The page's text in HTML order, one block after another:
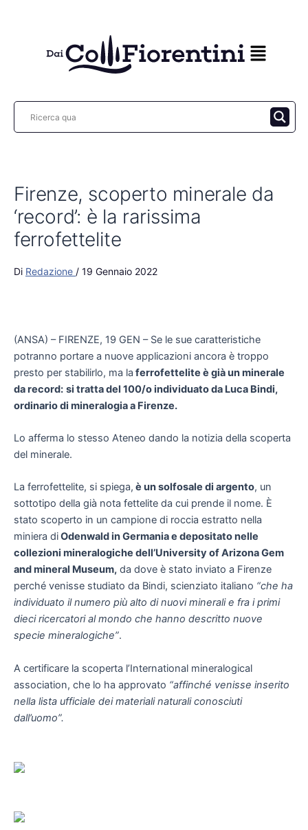
Firenze, scoperto minerale da
‘record’: è la rarissima
ferrofettelite
Di Redazione / 19 Gennaio 2022
(ANSA) – FIRENZE, 19 GEN – Se le sue caratteristiche
potranno portare a nuove applicazioni ancora è troppo
presto per stabilirlo, ma la ferrofettelite è già un minerale
da record: si tratta del 100/o individuato da Luca Bindi,
ordinario di mineralogia a Firenze.
Lo afferma lo stesso Ateneo dando la notizia della scoperta
del minerale.
La ferrofettelite, si spiega, è un solfosale di argento, un
sottotipo della già nota fettelite da cui prende il nome. È
stato scoperto in un campione di roccia estratto nella
miniera diOdenwald in Germania e depositato nelle
collezioni mineralogiche dell’University of Arizona Gem
and mineral Museum, da dove è stato inviato a Firenze
perché venisse studiato da Bindi, scienziato italiano “che ha
individuato il numero più alto di nuovi minerali e fra i primi
dieci ricercatori al mondo che hanno descritto nuove
specie mineralogiche”.
A certificare la scoperta l’International mineralogical
association, che lo ha approvato “affinché venisse inserito
nella lista ufficiale dei materiali naturali conosciuti
dall’uomo”.